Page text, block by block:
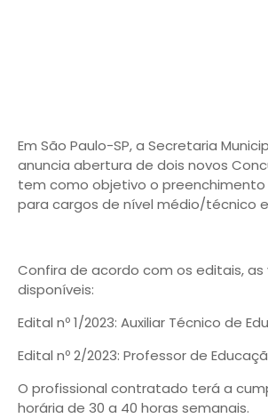
Em São Paulo-SP, a Secretaria
anuncia abertura de dois novos
tem como objetivo o preenchimento
para cargos de nível médio/técnico
Confira de acordo com os editais, as
disponíveis:
Edital nº 1/2023: Auxiliar Técnico de
Edital nº 2/2023: Professor de
O profissional contratado terá a
horária de 30 a 40 horas semanais.